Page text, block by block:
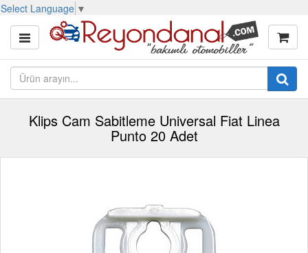
Select Language ▼
Klips Cam Sabitleme Universal Fiat Linea
Punto 20 Adet